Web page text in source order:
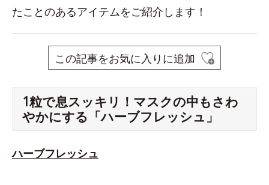
たことのあるアイテムをご紹介します！
この記事をお気に入りに追加
1粒で息スッキリ！マスクの中もさわ
やかにする「ハーブフレッシュ」
ハーブフレッシュ